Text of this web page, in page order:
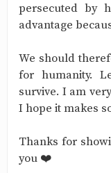
persecuted by
advantage
We should
for humanity.
survive. I am
I hope it makes
Thanks for
you ❤️